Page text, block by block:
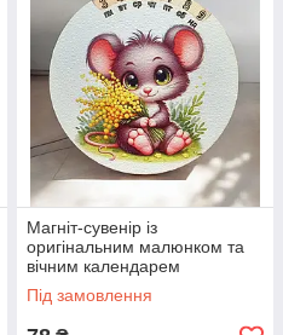
Магніт-сувенір із
оригінальним малюнком та
вічним календарем
Під замовлення